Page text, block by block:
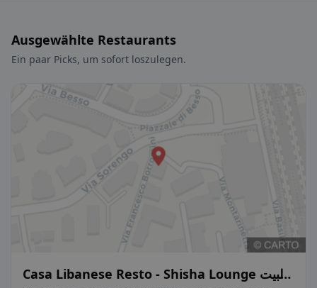
Ausgewählte Restaurants
Ein paar Picks, um sofort loszulegen.
Casa Libanese Resto - Shisha Lounge البيت